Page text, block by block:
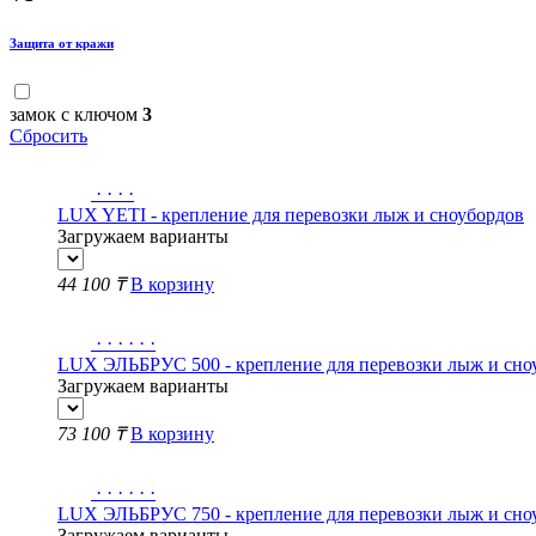
Защита от кражи
замок с ключом 3
Сбросить
· · · ·
LUX YETI - крепление для перевозки лыж и сноубордов
Загружаем варианты
44 100 ₸ В корзину
· · · · · ·
LUX ЭЛЬБРУС 500 - крепление для перевозки лыж и
Загружаем варианты
73 100 ₸ В корзину
· · · · · ·
LUX ЭЛЬБРУС 750 - крепление для перевозки лыж и